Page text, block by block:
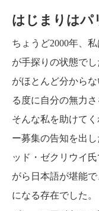
はじまりはパ
ちょうど2000年、
が手探りの状態で
がほとんど分から
る度に自分の無力
そんな私を助けて
ー募集の告知を出
ッド・ゼクリウイ
がら日本語が堪能
になる存在でした。